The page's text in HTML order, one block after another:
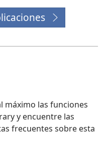
máximo las funciones
y encuentre las
frecuentes sobre esta